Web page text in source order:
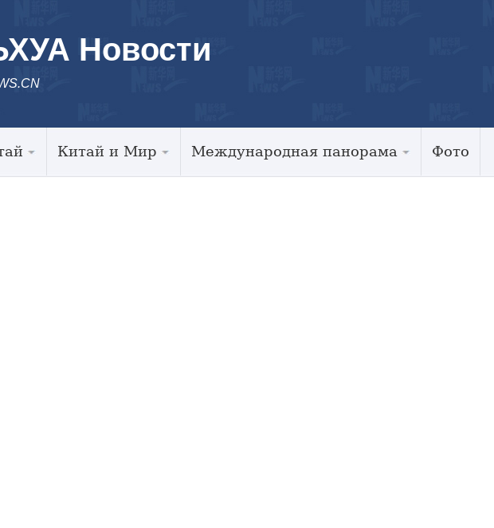
Новости
Китай и Мир Международная панорама Фото